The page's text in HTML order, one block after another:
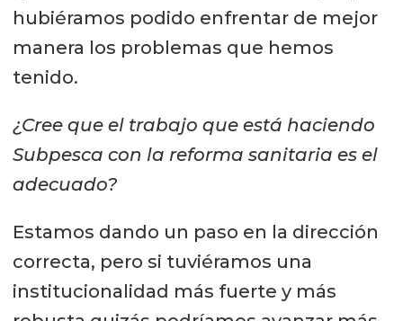
hubiéramos podido enfrentar de mejor
manera los problemas que hemos
tenido.
¿Cree que el trabajo que está haciendo
Subpesca con la reforma sanitaria es el
adecuado?
Estamos dando un paso en la dirección
correcta, pero si tuviéramos una
institucionalidad más fuerte y más